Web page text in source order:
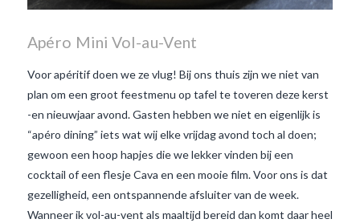
Apéro Mini Vol-au-Vent
Voor apéritif doen we ze vlug! Bij ons thuis zijn we niet van
plan om een groot feestmenu op tafel te toveren deze kerst
-en nieuwjaar avond. Gasten hebben we niet en eigenlijk is
“apéro dining” iets wat wij elke vrijdag avond toch al doen;
gewoon een hoop hapjes die we lekker vinden bij een
cocktail of een flesje Cava en een mooie film. Voor ons is dat
gezelligheid, een ontspannende afsluiter van de week.
Wanneer ik vol-au-vent als maaltijd bereid dan komt daar heel